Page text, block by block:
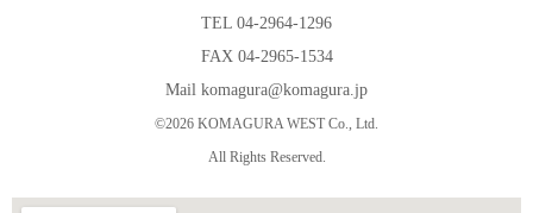
TEL 04-2964-1296
FAX 04-2965-1534
Mail komagura@komagura.jp
©2026 KOMAGURA WEST Co., Ltd.
All Rights Reserved.